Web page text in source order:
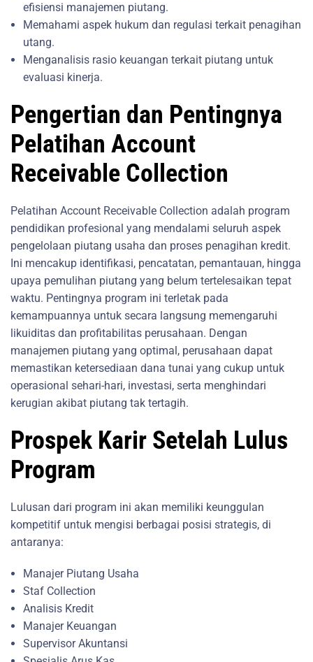
efisiensi manajemen piutang.
Memahami aspek hukum dan regulasi terkait penagihan
utang.
Menganalisis rasio keuangan terkait piutang untuk
evaluasi kinerja.
Pengertian dan Pentingnya
Pelatihan Account
Receivable Collection
Pelatihan Account Receivable Collection adalah program
pendidikan profesional yang mendalami seluruh aspek
pengelolaan piutang usaha dan proses penagihan kredit.
Ini mencakup identifikasi, pencatatan, pemantauan, hingga
upaya pemulihan piutang yang belum tertelesaikan tepat
waktu. Pentingnya program ini terletak pada
kemampuannya untuk secara langsung memengaruhi
likuiditas dan profitabilitas perusahaan. Dengan
manajemen piutang yang optimal, perusahaan dapat
memastikan ketersediaan dana tunai yang cukup untuk
operasional sehari-hari, investasi, serta menghindari
kerugian akibat piutang tak tertagih.
Prospek Karir Setelah Lulus
Program
Lulusan dari program ini akan memiliki keunggulan
kompetitif untuk mengisi berbagai posisi strategis, di
antaranya:
Manajer Piutang Usaha
Staf Collection
Analisis Kredit
Manajer Keuangan
Supervisor Akuntansi